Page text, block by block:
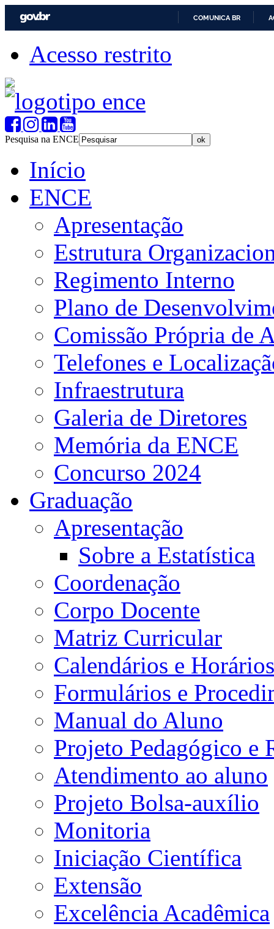
COMUNICA BR
Acesso restrito
Pesquisa na ENCE
Início
ENCE
Apresentação
Estrutura
Regimento Interno
Plano de
Comissão Própria de
Telefones e
Infraestrutura
Galeria de Diretores
Memória da ENCE
Concurso 2024
Graduação
Apresentação
Sobre a Estatística
Coordenação
Corpo Docente
Matriz Curricular
Calendários e Horários
Formulários e
Manual do Aluno
Projeto Pedagógico e
Atendimento ao aluno
Projeto Bolsa-auxílio
Monitoria
Iniciação Científica
Extensão
Excelência Acadêmica